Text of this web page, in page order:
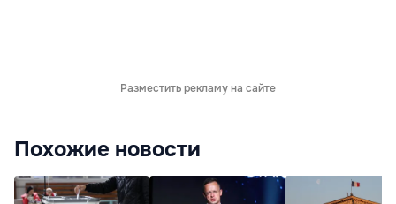
Разместить рекламу на сайте
Похожие новости